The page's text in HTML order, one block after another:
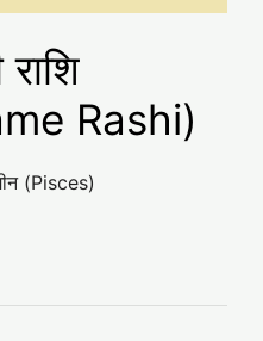
Rashi)
(Pisces)